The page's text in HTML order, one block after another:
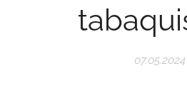
07.05.2024